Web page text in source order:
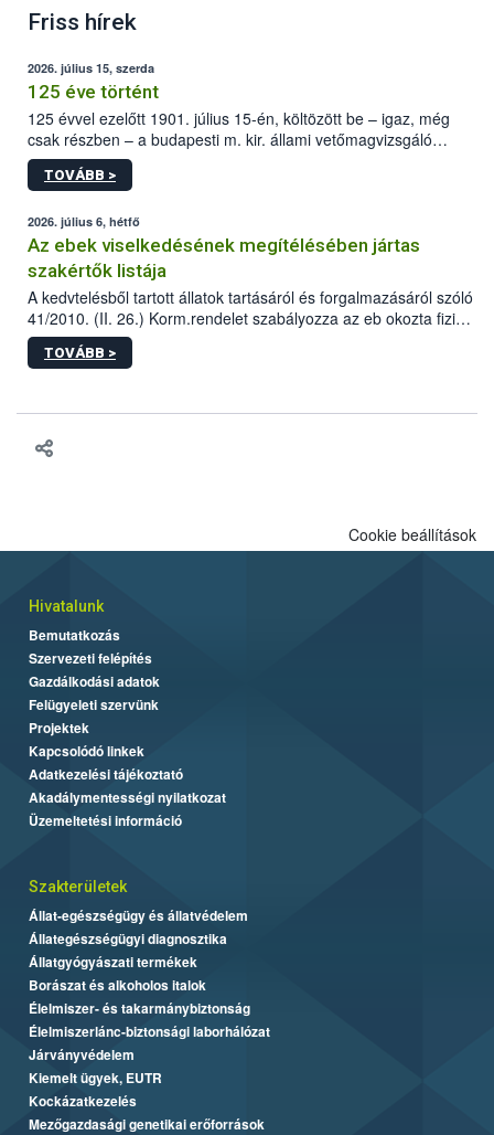
Friss hírek
2026. július 15, szerda
125 éve történt
125 évvel ezelőtt 1901. július 15-én, költözött be – igaz, még
csak részben – a budapesti m. kir. állami vetőmagvizsgáló
állomás a Kis Rókus utca 15. szám alatti, Czigler Győző által
tervezett új épületébe.
TOVÁBB >
2026. július 6, hétfő
Az ebek viselkedésének megítélésében jártas
szakértők listája
A kedvtelésből tartott állatok tartásáról és forgalmazásáról szóló
41/2010. (II. 26.) Korm.rendelet szabályozza az eb okozta fizikai
sérülés, illetve ennek veszélye keletkezésekor felmerülő
hatósági feladatokat, valamint a veszélyes eb tartását és annak
TOVÁBB >
Cookie beállítások
Hivatalunk
Bemutatkozás
Szervezeti felépítés
Gazdálkodási adatok
Felügyeleti szervünk
Projektek
Kapcsolódó linkek
Adatkezelési tájékoztató
Akadálymentességi nyilatkozat
Üzemeltetési információ
Szakterületek
Állat-egészségügy és állatvédelem
Állategészségügyi diagnosztika
Állatgyógyászati termékek
Borászat és alkoholos italok
Élelmiszer- és takarmánybiztonság
Élelmiszerlánc-biztonsági laborhálózat
Járványvédelem
Kiemelt ügyek, EUTR
Kockázatkezelés
Mezőgazdasági genetikai erőforrások